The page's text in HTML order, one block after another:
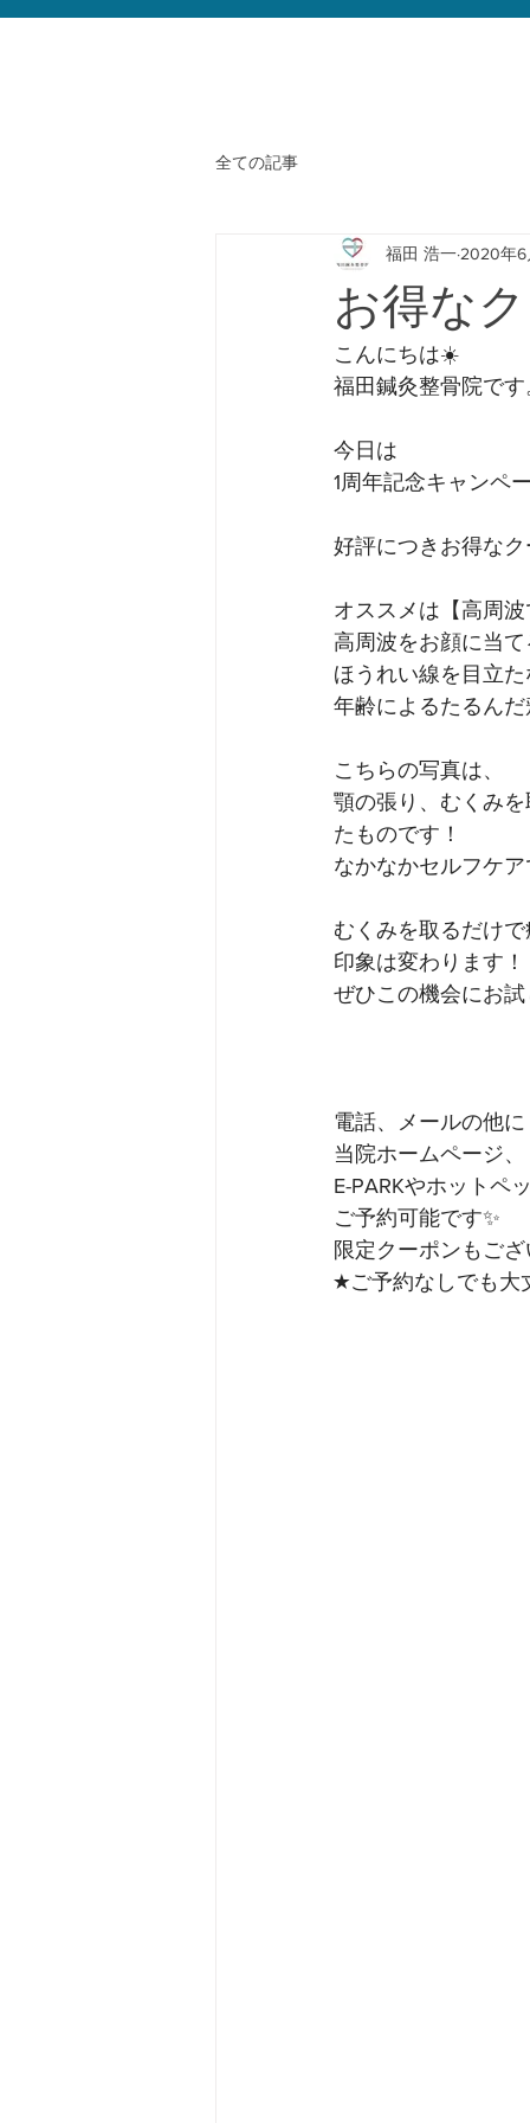
全ての記事
お得な
福田 浩一 2020年6
こんにちは☀️﻿
福田鍼灸整骨院です
今日は﻿
1周年記念キャンペ
好評につきお得な
オススメは【高周
高周波をお顔に当
ほうれい線を目立
年齢によるたるん
こちらの写真は、﻿
顎の張り、むくみ
たものです！﻿
なかなかセルフケ
むくみを取るだけ
印象は変わります！
ぜひこの機会にお
電話、メールの他に﻿
当院ホームページ、﻿
E-PARKやホットペ
ご予約可能です✨﻿
限定クーポンもご
★ご予約なしでも大